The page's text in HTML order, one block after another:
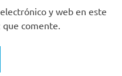
y web en este
que comente.